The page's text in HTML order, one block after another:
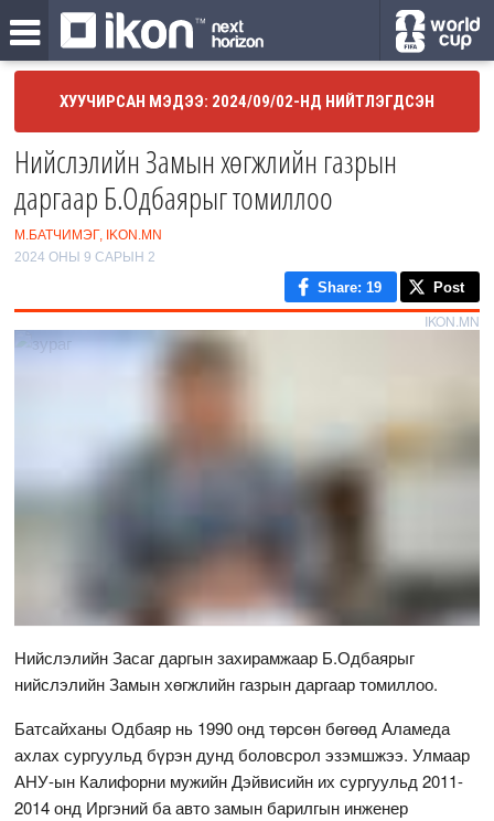
ХУУЧИРСАН МЭДЭЭ: 2024/09/02-НД НИЙТЛЭГДСЭН
Нийслэлийн Замын хөгжлийн газрын
даргаар Б.Одбаярыг томиллоо
М.БАТЧИМЭГ, IKON.MN
2024 ОНЫ 9 САРЫН 2
Share: 19 Post
IKON.MN
Нийслэлийн Засаг даргын захирамжаар Б.Одбаярыг
нийслэлийн Замын хөгжлийн газрын даргаар томиллоо.
Батсайханы Одбаяр нь 1990 онд төрсөн бөгөөд Аламеда
ахлах сургуульд бүрэн дунд боловсрол эзэмшжээ. Улмаар
АНУ-ын Калифорни мужийн Дэйвисийн их сургуульд 2011-
2014 онд Иргэний ба авто замын барилгын инженер